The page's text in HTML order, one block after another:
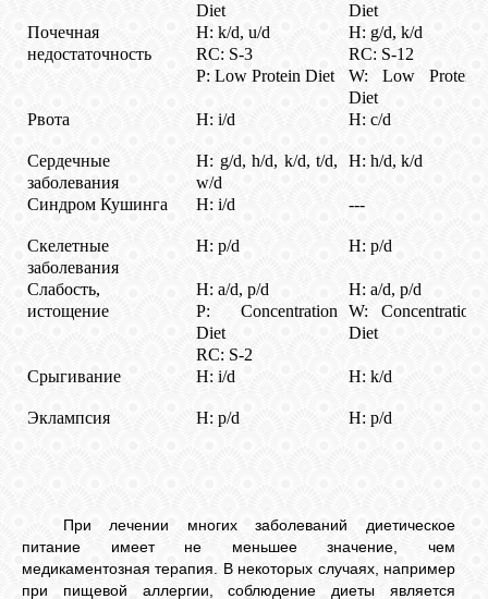
Diet
Diet
Почечная
недостаточность
H: k/d, u/d
RC: S-3
P: Low Protein Diet
H: g/d, k/d
RC: S-12
W: Low Protein
Diet
Рвота
H: i/d H: c/d
Сердечные
заболевания
H: g/d, h/d, k/d, t/d,
w/d
H: h/d, k/d
Синдром Кушинга H: i/d ---
Скелетные
заболевания
H: p/d H: p/d
Слабость,
истощение
H: a/d, p/d
P: Concentration
Diet
RC: S-2
H: a/d, p/d
W: Concentration
Diet
Срыгивание H: i/d H: k/d
Эклампсия H: p/d H: p/d
При лечении многих заболеваний диетическое
питание имеет не меньшее значение, чем
медикаментозная терапия. В некоторых случаях, например
при пищевой аллергии, соблюдение диеты является